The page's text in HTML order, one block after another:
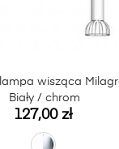
wisząca
Biały / chrom
Cena
127,00 zł